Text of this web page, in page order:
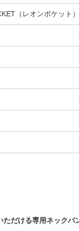
（レオンポケット
だける専用ネックバ